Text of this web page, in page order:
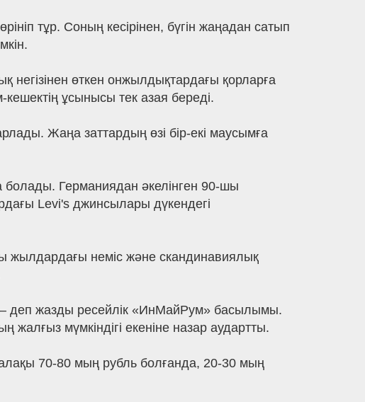
тұр. Соның кесірінен, бүгін жаңадан сатып
өткен онжылдықтардағы қорларға
ұсынысы тек азая береді.
Жаңа заттардың өзі бір-екі маусымға
болады. Германиядан әкелінген 90-шы
Levi's джинсылары дүкендегі
жылдардағы неміс және скандинавиялық
деп жазды ресейлік «ИнМайРум» басылымы.
жалғыз мүмкіндігі екеніне назар аудартты.
70-80 мың рубль болғанда, 20-30 мың